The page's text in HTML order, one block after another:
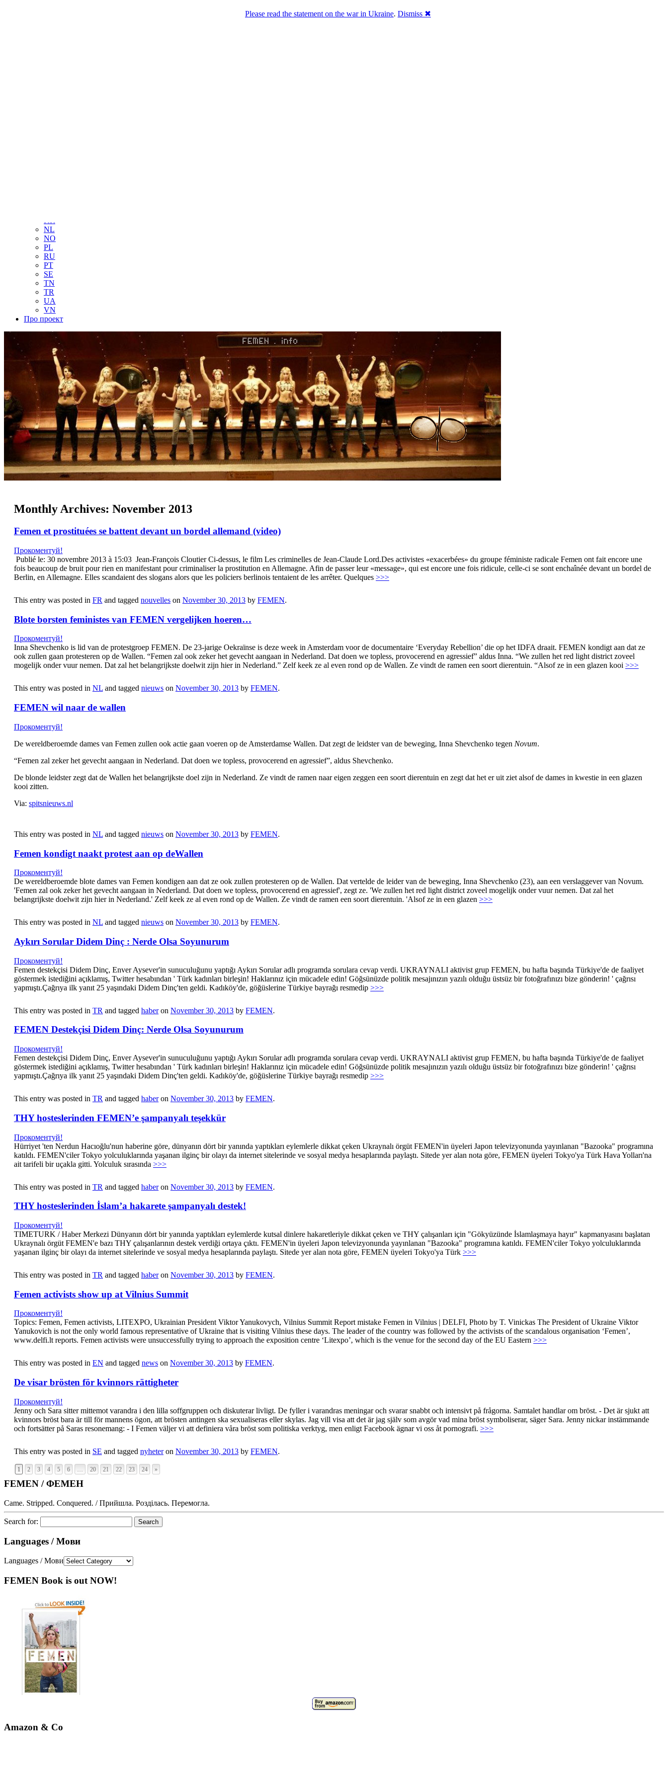
KR
NL
NO
PL
RU
PT
SE
TN
TR
UA
VN
Про проект
Monthly Archives: November 2013
Femen et prostituées se battent devant un bordel allemand (video)
Прокоментуй!
Publié le: 30 novembre 2013 à 15:03 Jean-François Cloutier Ci-dessus, le film Les criminelles de Jean-Claude Lord.Des activistes «exacerbées» du groupe féministe radicale Femen ont fait encore une
fois beaucoup de bruit pour rien en manifestant pour criminaliser la prostitution en Allemagne. Afin de passer leur «message», qui est encore une fois ridicule, celle-ci se sont enchaînée devant un bordel de
Berlin, en Allemagne. Elles scandaient des slogans alors que les policiers berlinois tentaient de les arrêter. Quelques >>>
This entry was posted in FR and tagged nouvelles on November 30, 2013 by FEMEN.
Blote borsten feministes van FEMEN vergelijken hoeren…
Прокоментуй!
Inna Shevchenko is lid van de protestgroep FEMEN. De 23-jarige Oekraïnse is deze week in Amsterdam voor de documentaire ‘Everyday Rebellion’ die op het IDFA draait. FEMEN kondigt aan dat ze
ook zullen gaan protesteren op de Wallen. “Femen zal ook zeker het gevecht aangaan in Nederland. Dat doen we topless, provocerend en agressief” aldus Inna. “We zullen het red light district zoveel
mogelijk onder vuur nemen. Dat zal het belangrijkste doelwit zijn hier in Nederland.” Zelf keek ze al even rond op de Wallen. Ze vindt de ramen een soort dierentuin. “Alsof ze in een glazen kooi >>>
This entry was posted in NL and tagged nieuws on November 30, 2013 by FEMEN.
FEMEN wil naar de wallen
Прокоментуй!
De wereldberoemde dames van Femen zullen ook actie gaan voeren op de Amsterdamse Wallen. Dat zegt de leidster van de beweging, Inna Shevchenko tegen Novum.
“Femen zal zeker het gevecht aangaan in Nederland. Dat doen we topless, provocerend en agressief”, aldus Shevchenko.
De blonde leidster zegt dat de Wallen het belangrijkste doel zijn in Nederland. Ze vindt de ramen naar eigen zeggen een soort dierentuin en zegt dat het er uit ziet alsof de dames in kwestie in een glazen
kooi zitten.
Via: spitsnieuws.nl
This entry was posted in NL and tagged nieuws on November 30, 2013 by FEMEN.
Femen kondigt naakt protest aan op deWallen
Прокоментуй!
De wereldberoemde blote dames van Femen kondigen aan dat ze ook zullen protesteren op de Wallen. Dat vertelde de leider van de beweging, Inna Shevchenko (23), aan een verslaggever van Novum.
'Femen zal ook zeker het gevecht aangaan in Nederland. Dat doen we topless, provocerend en agressief', zegt ze. 'We zullen het red light district zoveel mogelijk onder vuur nemen. Dat zal het
belangrijkste doelwit zijn hier in Nederland.' Zelf keek ze al even rond op de Wallen. Ze vindt de ramen een soort dierentuin. 'Alsof ze in een glazen >>>
This entry was posted in NL and tagged nieuws on November 30, 2013 by FEMEN.
Aykırı Sorular Didem Dinç : Nerde Olsa Soyunurum
Прокоментуй!
Femen destekçisi Didem Dinç, Enver Aysever'in sunuculuğunu yaptığı Aykırı Sorular adlı programda sorulara cevap verdi. UKRAYNALI aktivist grup FEMEN, bu hafta başında Türkiye'de de faaliyet
göstermek istediğini açıklamış, Twitter hesabından ' Türk kadınları birleşin! Haklarınız için mücadele edin! Göğsünüzde politik mesajınızın yazılı olduğu üstsüz bir fotoğrafınızı bize gönderin! ' çağrısı
yapmıştı.Çağrıya ilk yanıt 25 yaşındaki Didem Dinç'ten geldi. Kadıköy'de, göğüslerine Türkiye bayrağı resmedip >>>
This entry was posted in TR and tagged haberon November 30, 2013 by FEMEN.
FEMEN Destekçisi Didem Dinç: Nerde Olsa Soyunurum
Прокоментуй!
Femen destekçisi Didem Dinç, Enver Aysever'in sunuculuğunu yaptığı Aykırı Sorular adlı programda sorulara cevap verdi. UKRAYNALI aktivist grup FEMEN, bu hafta başında Türkiye'de de faaliyet
göstermek istediğini açıklamış, Twitter hesabından ' Türk kadınları birleşin! Haklarınız için mücadele edin! Göğsünüzde politik mesajınızın yazılı olduğu üstsüz bir fotoğrafınızı bize gönderin! ' çağrısı
yapmıştı.Çağrıya ilk yanıt 25 yaşındaki Didem Dinç'ten geldi. Kadıköy'de, göğüslerine Türkiye bayrağı resmedip >>>
This entry was posted in TR and tagged haberon November 30, 2013 by FEMEN.
THY hosteslerinden FEMEN’e şampanyalı teşekkür
Прокоментуй!
Hürriyet 'ten Nerdun Hacıoğlu'nun haberine göre, dünyanın dört bir yanında yaptıkları eylemlerle dikkat çeken Ukraynalı örgüt FEMEN'in üyeleri Japon televizyonunda yayınlanan "Bazooka" programına
katıldı. FEMEN'ciler Tokyo yolculuklarında yaşanan ilginç bir olayı da internet sitelerinde ve sosyal medya hesaplarında paylaştı. Sitede yer alan nota göre, FEMEN üyeleri Tokyo'ya Türk Hava Yolları'na
ait tarifeli bir uçakla gitti. Yolculuk sırasında >>>
This entry was posted in TR and tagged haberon November 30, 2013 by FEMEN.
THY hosteslerinden İslam’a hakarete şampanyalı destek!
Прокоментуй!
TIMETURK / Haber Merkezi Dünyanın dört bir yanında yaptıkları eylemlerde kutsal dinlere hakaretleriyle dikkat çeken ve THY çalışanları için "Gökyüzünde İslamlaşmaya hayır" kapmanyasını başlatan
Ukraynalı örgüt FEMEN'e bazı THY çalışanlarının destek verdiği ortaya çıktı. FEMEN'in üyeleri Japon televizyonunda yayınlanan "Bazooka" programına katıldı. FEMEN'ciler Tokyo yolculuklarında
yaşanan ilginç bir olayı da internet sitelerinde ve sosyal medya hesaplarında paylaştı. Sitede yer alan nota göre, FEMEN üyeleri Tokyo'ya Türk >>>
This entry was posted in TR and tagged haberon November 30, 2013 by FEMEN.
Femen activists show up at Vilnius Summit
Прокоментуй!
Topics: Femen, Femen activists, LITEXPO, Ukrainian President Viktor Yanukovych, Vilnius Summit Report mistake Femen in Vilnius | DELFI, Photo by T. Vinickas The President of Ukraine Viktor
Yanukovich is not the only world famous representative of Ukraine that is visiting Vilnius these days. The leader of the country was followed by the activists of the scandalous organisation ‘Femen’,
www.delfi.lt reports. Femen activists were unsuccessfully trying to approach the exposition centre ‘Litexpo’, which is the venue for the second day of the EU Eastern >>>
This entry was posted in EN and tagged news on November 30, 2013 by FEMEN.
De visar brösten för kvinnors rättigheter
Прокоментуй!
Jenny och Sara sitter mittemot varandra i den lilla soffgruppen och diskuterar livligt. De fyller i varandras meningar och svarar snabbt och intensivt på frågorna. Samtalet handlar om bröst. - Det är sjukt att
kvinnors bröst bara är till för mannens ögon, att brösten antingen ska sexualiseras eller skylas. Jag vill visa att det är jag själv som avgör vad mina bröst symboliserar, säger Sara. Jenny nickar instämmande
och fortsätter på Saras resonemang: - I Femen väljer vi att definiera våra bröst som politiska verktyg, men enligt Facebook ägnar vi oss åt pornografi. >>>
This entry was posted in SE and tagged nyheteron November 30, 2013 by FEMEN.
1 2 3 4 5 6 … 20 21 22 23 24 »
FEMEN / ФЕМЕН
Came. Stripped. Conquered. / Прийшла. Розділась. Перемогла.
Search for:
Languages / Мови
Languages / Мови
FEMEN Book is out NOW!
Amazon & Co
Please read the statement on the war in Ukraine. Dismiss ✖